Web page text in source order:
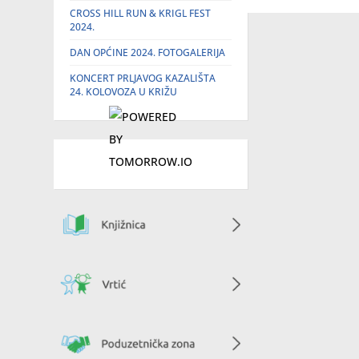
CROSS HILL RUN & KRIGL FEST
2024.
DAN OPĆINE 2024. FOTOGALERIJA
KONCERT PRLJAVOG KAZALIŠTA
24. KOLOVOZA U KRIŽU